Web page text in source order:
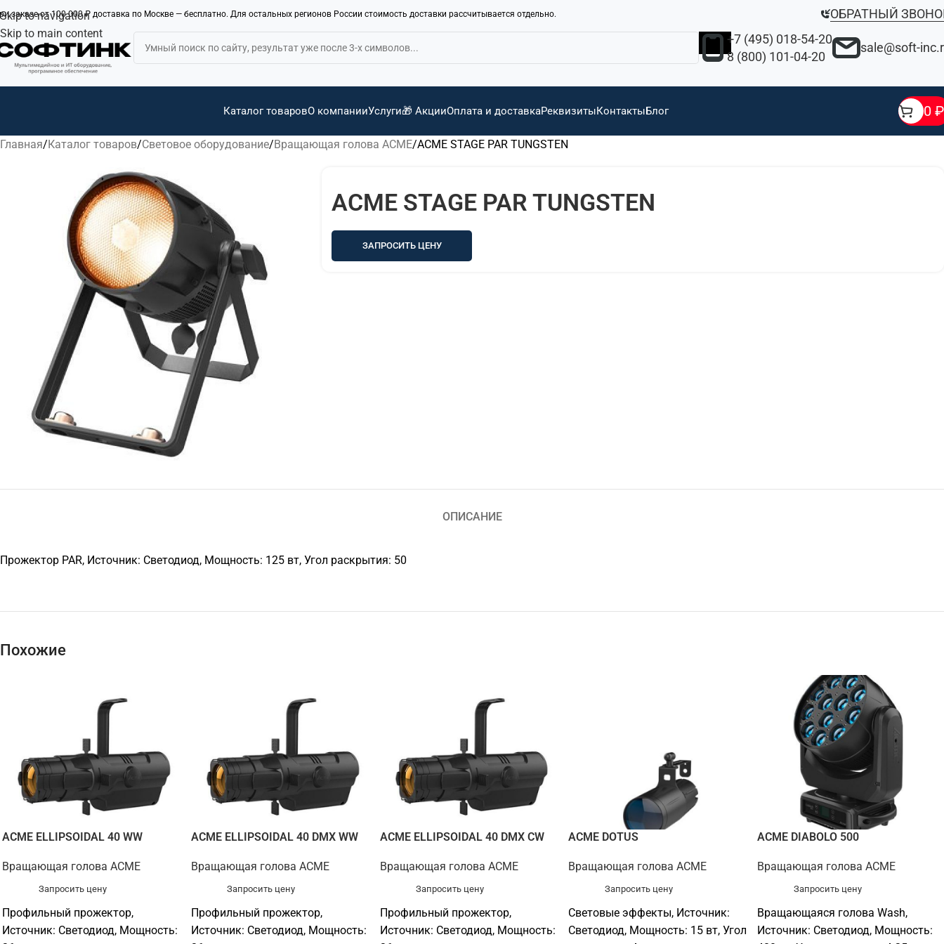
Skip to navigation
Skip to main content
заказе от 100 000 ₽ доставка по Москве — бесплатно. Для остальных регионов России стоимость доставки рассчитывается отдельно.
ОБРАТНЫЙ
+7 (495) 018-54-20
8 (800) 101-04-20
sale@soft-
Каталог товаровО компанииУслуги🎁 АкцииОплата и доставкаРеквизитыКонтактыБлог 0 ₽
Главная Каталог товаров Световое оборудование Вращающая голова ACME ACME STAGE PAR TUNGSTEN
ACME STAGE PAR TUNGSTEN
ЗАПРОСИТЬ ЦЕНУ
ОПИСАНИЕ
Прожектор PAR, Источник: Светодиод, Мощность: 125 вт, Угол раскрытия: 50
Похожие
ACME ELLIPSOIDAL 40 WW
Вращающая голова ACME
Запросить цену
Профильный прожектор,
Источник: Светодиод, Мощность:
ACME ELLIPSOIDAL 40 DMX WW
Вращающая голова ACME
Запросить цену
Профильный прожектор,
Источник: Светодиод, Мощность:
ACME ELLIPSOIDAL 40 DMX CW
Вращающая голова ACME
Запросить цену
Профильный прожектор,
Источник: Светодиод, Мощность:
ACME DOTUS
Вращающая голова ACME
Запросить цену
Световые эффекты, Источник:
Светодиод, Мощность: 15 вт, Угол
ACME DIABOLO 500
Вращающая голова ACME
Запросить цену
Вращающаяся голова Wash,
Источник: Светодиод, Мощность: